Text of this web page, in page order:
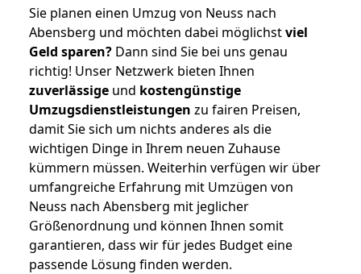
Sie planen einen Umzug von Neuss nach
Abensberg und möchten dabei möglichstviel
Geld sparen? Dann sind Sie bei uns genau
richtig! Unser Netzwerk bieten Ihnen
zuverlässige und kostengünstige
Umzugsdienstleistungen zu fairen Preisen,
damit Sie sich um nichts anderes als die
wichtigen Dinge in Ihrem neuen Zuhause
kümmern müssen. Weiterhin verfügen wir über
umfangreiche Erfahrung mit Umzügen von
Neuss nach Abensberg mit jeglicher
Größenordnung und können Ihnen somit
garantieren, dass wir für jedes Budget eine
passende Lösung finden werden.